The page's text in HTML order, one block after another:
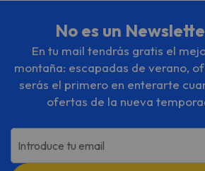
No es un
En tu mail tendrás gratis el
montaña: escapadas de verano,
serás el primero en enterarte
ofertas de la nueva
Introduce tu email